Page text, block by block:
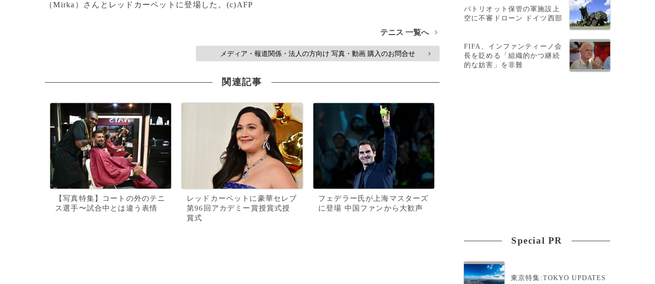
（Mirka）さんとレッドカーペットに登場した。(c)AFP
テニス 一覧へ >
メディア・報道関係・法人の方向け 写真・動画 購入のお問合せ >
関連記事
【写真特集】コートの外のテニ
ス選手〜試合中とは違う表情
レッドカーペットに豪華セレブ
第96回アカデミー賞授賞式授
賞式
フェデラー氏が上海マスターズ
に登場 中国ファンから大歓声
パトリオット保管の軍施設上
空に不審ドローン ドイツ西部
FIFA、インファンティーノ会
長を貶める「組織的かつ継続
的な妨害」を非難
Special PR
東京特集:TOKYO UPDATES